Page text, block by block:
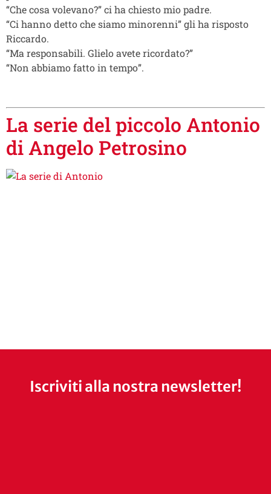
“Che cosa volevano?” ci ha chiesto mio padre.
“Ci hanno detto che siamo minorenni” gli ha risposto
Riccardo.
“Ma responsabili. Glielo avete ricordato?”
“Non abbiamo fatto in tempo”.
La serie del piccolo Antonio
di Angelo Petrosino
Iscriviti alla nostra newsletter!